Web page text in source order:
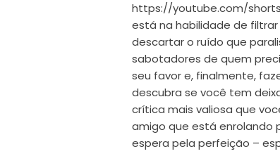
https://youtube.com/
está na habilidade de
descartar o ruído que
sabotadores de quem
seu favor e, finalmente,
descubra se você tem
crítica mais valiosa que
amigo que está enrolando
espera pela perfeição –